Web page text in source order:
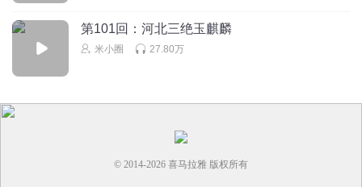
第101回：河北三绝玉麒麟
米小圈 27.80万
© 2014-2026 喜马拉雅 版权所有